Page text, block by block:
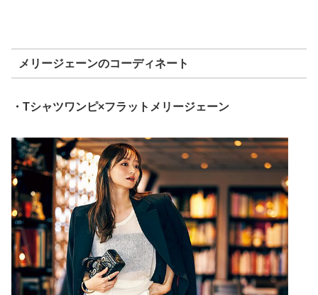
メリージェーンのコーディネート
・Tシャツワンピ×フラットメリージェーン